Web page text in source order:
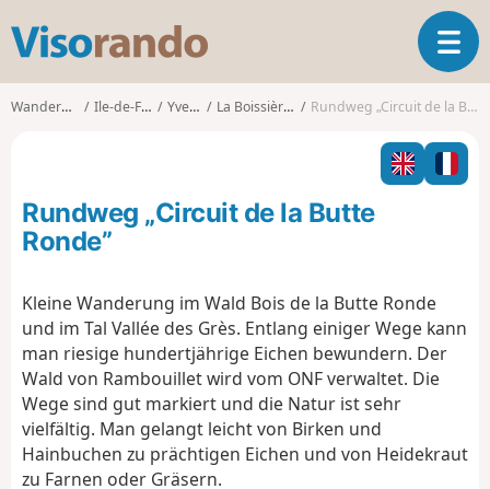
s
o
o
T
o
l
n
t
Wanderungen Ile-de-France Yvelines La Boissière-École Rundweg „Circuit de la Butte Ronde”
Rundweg „Circuit de la Butte
Ronde”
Kleine Wanderung im Wald Bois de la Butte Ronde
und im Tal Vallée des Grès. Entlang einiger Wege kann
man riesige hundertjährige Eichen bewundern. Der
Wald von Rambouillet wird vom ONF verwaltet. Die
Wege sind gut markiert und die Natur ist sehr
vielfältig. Man gelangt leicht von Birken und
Hainbuchen zu prächtigen Eichen und von Heidekraut
zu Farnen oder Gräsern.